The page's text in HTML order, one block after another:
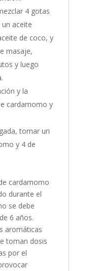
4 gotas
aceite
de coco, y
masaje,
y luego
y la
cardamomo y
tomar un
y 4 de
cardamomo
durante el
se debe
6 años.
aromáticas
toman dosis
por el